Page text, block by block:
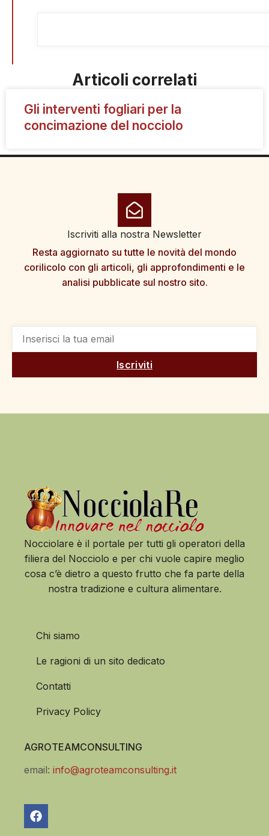
Articoli correlati
Gli interventi fogliari per la
concimazione del nocciolo
Iscriviti alla nostra Newsletter
Resta aggiornato su tutte le novità del mondo
corilicolo con gli articoli, gli approfondimenti e le
analisi pubblicate sul nostro sito.
Iscriviti
Nocciolare è il portale per tutti gli operatori della
filiera del Nocciolo e per chi vuole capire meglio
cosa c’è dietro a questo frutto che fa parte della
nostra tradizione e cultura alimentare.
Chi siamo
Le ragioni di un sito dedicato
Contatti
Privacy Policy
AGROTEAMCONSULTING
email: info@agroteamconsulting.it